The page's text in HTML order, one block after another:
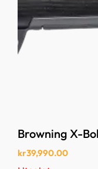
Browning X-
kr39,990.00